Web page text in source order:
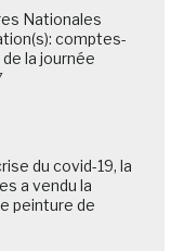
Nationales
comptes-
la journée
du covid-19, la
a vendu la
peinture de